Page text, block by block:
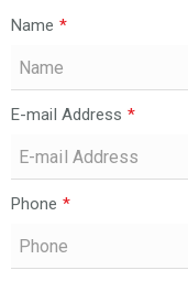
Name *
E-mail Address *
Phone *